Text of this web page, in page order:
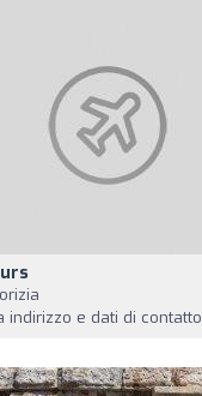
indirizzo e dati di contatto